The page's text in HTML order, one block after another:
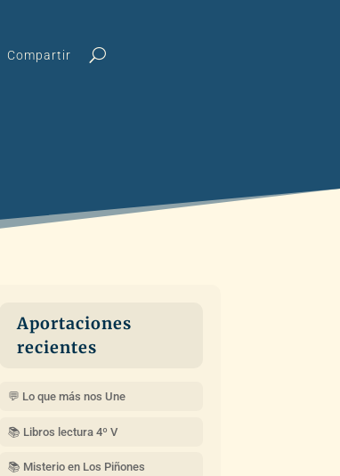
Compartir
Aportaciones
recientes
💬 Lo que más nos Une
📚 Libros lectura 4º V
📚 Misterio en Los Piñones